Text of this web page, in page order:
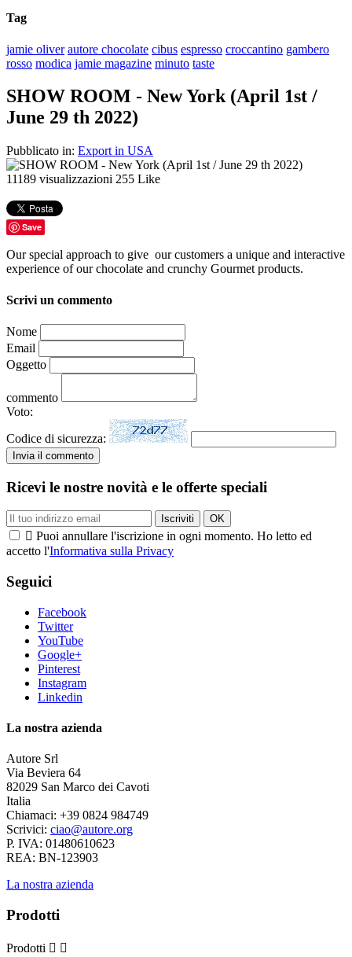
Tag
jamie oliver autore chocolate cibus espresso croccantino gambero
rosso modica jamie magazine minuto taste
SHOW ROOM - New York (April 1st /
June 29 th 2022)
Pubblicato in: Export in USA
11189 visualizzazioni 255 Like
Save
Our special approach to give our customers a unique and interactive
experience of our chocolate and crunchy Gourmet products.
Scrivi un commento
Nome
Email
Oggetto
commento
Voto:
Codice di sicurezza:
Ricevi le nostre novità e le offerte speciali
 Puoi annullare l'iscrizione in ogni momento. Ho letto ed
accetto l'Informativa sulla Privacy
Seguici
Facebook
Twitter
YouTube
Google+
Pinterest
Instagram
Linkedin
La nostra azienda
Autore Srl
Via Beviera 64
82029 San Marco dei Cavoti
Italia
Chiamaci: +39 0824 984749
Scrivici: ciao@autore.org
P. IVA: 01480610623
REA: BN-123903
La nostra azienda
Prodotti
Prodotti  